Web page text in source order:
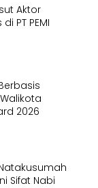
Aktor
PT PEMI
2026
Sifat Nabi